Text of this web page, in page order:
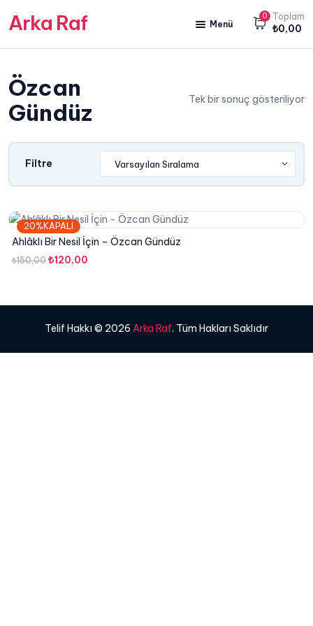
Arka Raf Menü
ANA SAYFA
HAKKIMIZDA
KİTAP SATIŞ
YAYIN PAKETLERİMİZ
0 Toplam
₺0,00
Özcan
Gündüz
Tek bir sonuç gösteriliyor
Filtre
20%KAPALI
Ahlâklı Bir Nesil İçin – Özcan Gündüz
₺150,00 Orijinal
₺120,00
₺120,00.
Telif Hakkı © 2026 Arka Raf. Tüm Hakları Saklıdır